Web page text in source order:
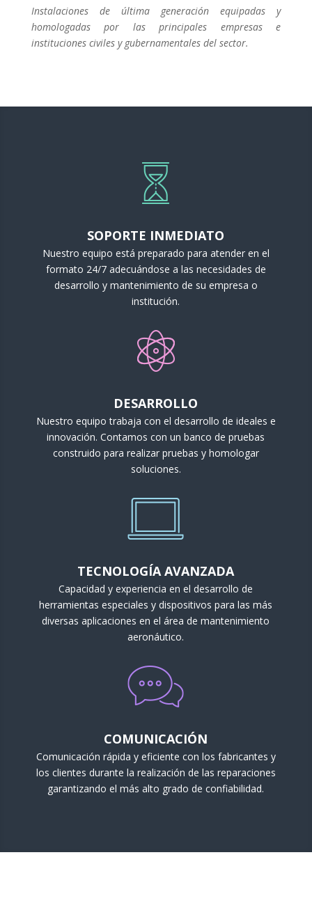
Instalaciones de última generación equipadas y
homologadas por las principales empresas e
instituciones civiles y gubernamentales del sector.
SOPORTE INMEDIATO
Nuestro equipo está preparado para atender en el
formato 24/7 adecuándose a las necesidades de
desarrollo y mantenimiento de su empresa o
institución.
DESARROLLO
Nuestro equipo trabaja con el desarrollo de ideales e
innovación. Contamos con un banco de pruebas
construido para realizar pruebas y homologar
soluciones.
TECNOLOGÍA AVANZADA
Capacidad y experiencia en el desarrollo de
herramientas especiales y dispositivos para las más
diversas aplicaciones en el área de mantenimiento
aeronáutico.
COMUNICACIÓN
Comunicación rápida y eficiente con los fabricantes y
los clientes durante la realización de las reparaciones
garantizando el más alto grado de confiabilidad.